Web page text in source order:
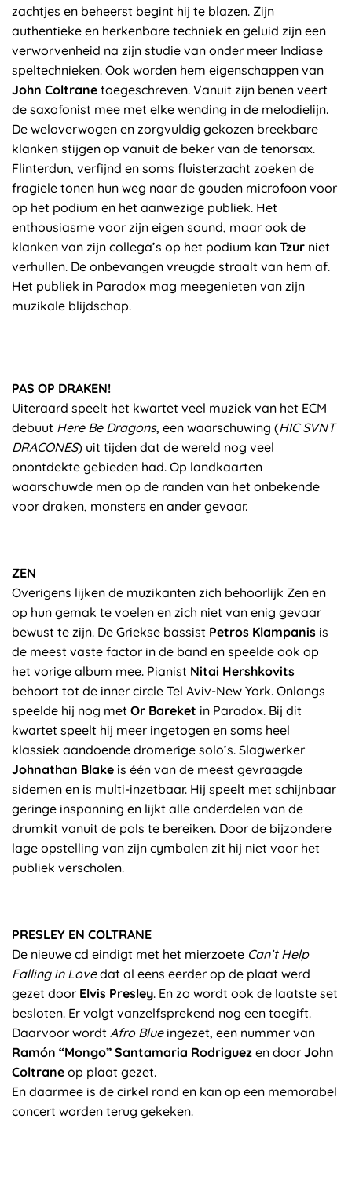
zachtjes en beheerst begint hij te blazen. Zijn
authentieke en herkenbare techniek en geluid zijn een
verworvenheid na zijn studie van onder meer Indiase
speltechnieken. Ook worden hem eigenschappen van
John Coltrane toegeschreven. Vanuit zijn benen veert
de saxofonist mee met elke wending in de melodielijn.
De weloverwogen en zorgvuldig gekozen breekbare
klanken stijgen op vanuit de beker van de tenorsax.
Flinterdun, verfijnd en soms fluisterzacht zoeken de
fragiele tonen hun weg naar de gouden microfoon voor
op het podium en het aanwezige publiek. Het
enthousiasme voor zijn eigen sound, maar ook de
klanken van zijn collega’s op het podium kan Tzur niet
verhullen. De onbevangen vreugde straalt van hem af.
Het publiek in Paradox mag meegenieten van zijn
muzikale blijdschap.
PAS OP DRAKEN!
Uiteraard speelt het kwartet veel muziek van het ECM
debuut Here Be Dragons, een waarschuwing (HIC SVNT
DRACONES) uit tijden dat de wereld nog veel
onontdekte gebieden had. Op landkaarten
waarschuwde men op de randen van het onbekende
voor draken, monsters en ander gevaar.
ZEN
Overigens lijken de muzikanten zich behoorlijk Zen en
op hun gemak te voelen en zich niet van enig gevaar
bewust te zijn. De Griekse bassist Petros Klampanis is
de meest vaste factor in de band en speelde ook op
het vorige album mee. Pianist Nitai Hershkovits
behoort tot de inner circle Tel Aviv-New York. Onlangs
speelde hij nog met Or Bareket in Paradox. Bij dit
kwartet speelt hij meer ingetogen en soms heel
klassiek aandoende dromerige solo’s. Slagwerker
Johnathan Blake is één van de meest gevraagde
sidemen en is multi-inzetbaar. Hij speelt met schijnbaar
geringe inspanning en lijkt alle onderdelen van de
drumkit vanuit de pols te bereiken. Door de bijzondere
lage opstelling van zijn cymbalen zit hij niet voor het
publiek verscholen.
PRESLEY EN COLTRANE
De nieuwe cd eindigt met het mierzoete Can’t Help
Falling in Lovedat al eens eerder op de plaat werd
gezet door Elvis Presley. En zo wordt ook de laatste set
besloten. Er volgt vanzelfsprekend nog een toegift.
Daarvoor wordt Afro Blueingezet, een nummer van
Ramón “Mongo” Santamaria Rodriguez en door John
Coltrane op plaat gezet.
En daarmee is de cirkel rond en kan op een memorabel
concert worden terug gekeken.